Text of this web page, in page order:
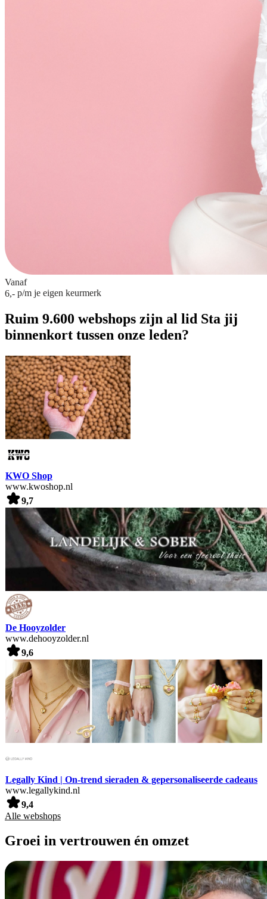
Vanaf
6,- p/m je eigen keurmerk
Ruim 9.600 webshops zijn al lid Sta jij
binnenkort tussen onze leden?
KWO Shop
www.kwoshop.nl
9,7
De Hooyzolder
www.dehooyzolder.nl
9,6
Legally Kind | On-trend sieraden & gepersonaliseerde cadeaus
www.legallykind.nl
9,4
Alle webshops
Groei in vertrouwen én omzet